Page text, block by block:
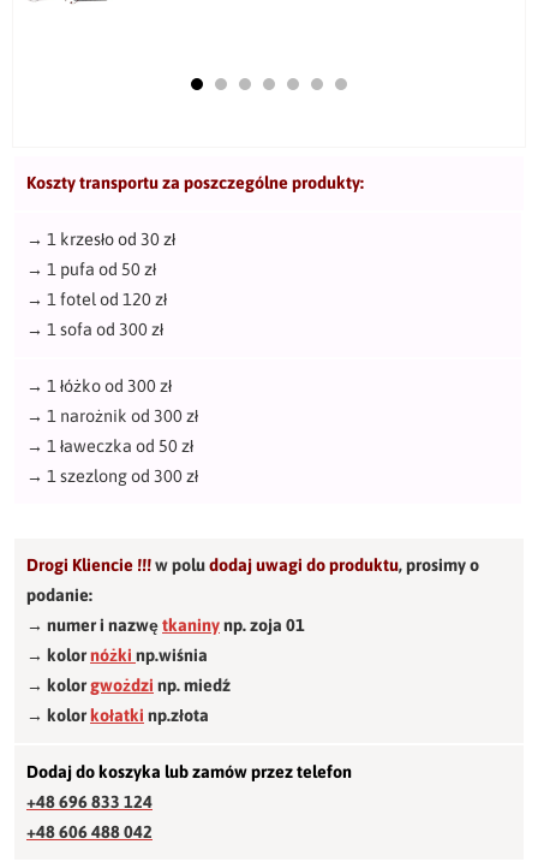
Koszty transportu za poszczególne produkty:
→ 1 krzesło od 30 zł
→ 1 pufa od 50 zł
→ 1 fotel od 120 zł
→ 1 sofa od 300 zł
→ 1 łóżko od 300 zł
→ 1 narożnik od 300 zł
→ 1 ławeczka od 50 zł
→ 1 szezlong od 300 zł
Drogi Kliencie !!!w poludodaj uwagi do produktu,prosimy o
podanie:
→ numer i nazwętkaninynp. zoja 01
→ kolornóżki np.wiśnia
→ kolorgwożdzi np. miedź
→ kolorkołatki np.złota
Dodaj do koszyka lub zamów przez telefon
+48 696 833 124
+48 606 488 042